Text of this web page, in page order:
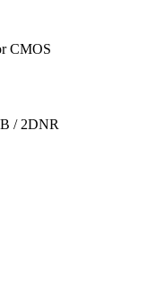
CMOS
/ 2DNR